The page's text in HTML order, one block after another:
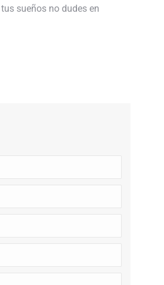
sueños no dudes en